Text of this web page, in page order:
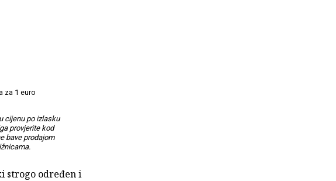
za 1 euro
cijenu po izlasku
provjerite kod
bave prodajom
strogo određen i